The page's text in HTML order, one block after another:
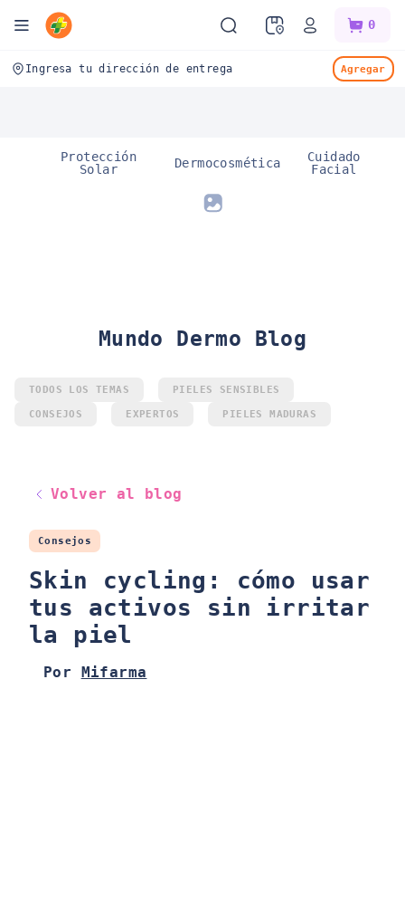
Mifarma 0
Ingresa tu dirección de entrega Agregar
Protección
Solar
Dermocosmética
Cuidado
Facial
Mundo Dermo Blog
TODOS LOS TEMAS PIELES SENSIBLES
CONSEJOS EXPERTOS PIELES MADURAS
Volver al blog
Consejos
Skin cycling: cómo usar
tus activos sin irritar
la piel
Por Mifarma